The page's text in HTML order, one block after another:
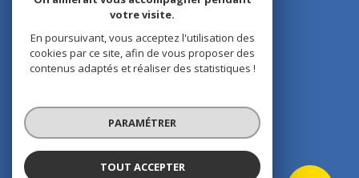
Cookies
© 2026 | Tous droits réservés
Réalisé par
votre visite.
En poursuivant, vous acceptez l'utilisation des
cookies par ce site, afin de vous proposer des
contenus adaptés et réaliser des statistiques !
PARAMÉTRER
TOUT ACCEPTER